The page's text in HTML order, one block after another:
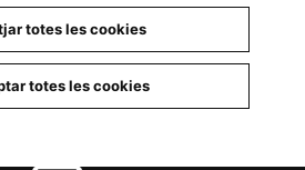
INSTAGRAM
totes les cookies
totes les cookies